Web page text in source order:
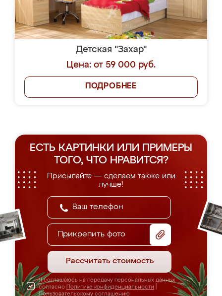
Детская "Захар"
Цена: от 59 000 руб.
ПОДРОБНЕЕ
ЕСТЬ КАРТИНКИ ИЛИ ПРИМЕРЫ
ТОГО, ЧТО НРАВИТСЯ?
Присылайте — сделаем также или
лучше!
Прикрепить фото
Рассчитать стоимость
Я соглашаюсь на передачу персональных данных
согласно Политике конфиденциальности
Пользовательскому соглашению